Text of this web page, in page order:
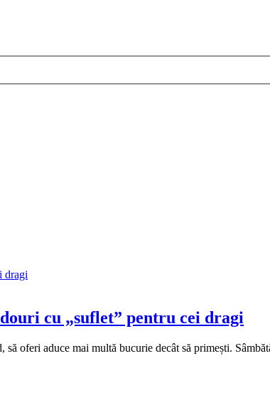
cu „suflet” pentru cei dragi
oferi aduce mai multă bucurie decât să primești.